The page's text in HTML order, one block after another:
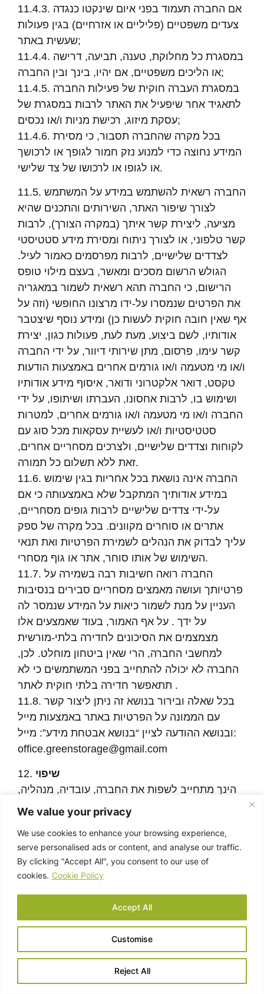
We value your privacy
We use cookies to enhance your browsing experience,
serve personalised ads or content, and analyse our traffic.
By clicking "Accept All", you consent to our use of
cookies. Cookie Policy
Customise
Reject All
Accept All
11.4.3. אם החברה תעמוד בפני איום שינקטו כנגדה
צעדים משפטיים (פליליים או אזרחיים) בגין פעולות
שעשית באתר;
11.4.4. במסגרת כל מחלוקת, טענה, תביעה, דרישה
או הליכים משפטיים, אם יהיו, בינך ובין החברה;
11.4.5. במסגרת העברה חוקית של פעילות החברה
לתאגיד אחר שיפעיל את האתר לרבות במסגרת של
עסקת מיזוג, רכישת מניות ו/או נכסים;
11.4.6. בכל מקרה שהחברה תסבור, כי מסירת
המידע נחוצה כדי למנוע נזק חמור לגופך או לרכושך
או לגופו או לרכושו של צד שלישי.
11.5. החברה רשאית להשתמש במידע על המשתמש
לצורך שיפור האתר, השירותים והתכנים שהיא
מציעה, ליצירת קשר איתך (במקרה הצורך), לרבות
קשר טלפוני, או לצורך ניתוח ומסירת מידע סטטיסטי
לצדדים שלישיים, לרבות מפרסמים כאמור לעיל.
הגולש הרשום מסכים ומאשר, בעצם מילוי טופס
הרישום, כי החברה תהא רשאית לשמור במאגריה
את הפרטים שנמסרו על-ידו מרצונו החופשי (וזה על
אף שאין חובה חוקית לעשות כן) ומידע נוסף שיצטבר
אודותיו, לשם ביצוע, מעת לעת, פעולות כגון, יצירת
קשר עימו, פרסום, מתן שירותי דיוור, על ידי החברה
ו/או מי מטעמה ו/או גורמים אחרים באמצעות הודעות
טקסט, דואר אלקטרוני ודואר, איסוף מידע אודותיו
ושימוש בו, לרבות אחסונו, העברתו ושיתופו, על ידי
החברה ו/או מי מטעמה ו/או גורמים אחרים, למטרות
סטטיסטיות ו/או לעשיית עסקאות מכל סוג עם
לקוחות וצדדים שלישיים, ולצרכים מסחריים אחרים,
זאת ללא תשלום כל תמורה.
11.6. החברה אינה נושאת בכל אחריות בגין שימוש
במידע אודותיך המתקבל שלא באמצעותה כי אם
על-ידי צדדים שלישיים לרבות גופים מסחריים,
אתרים או סוחרים מקוונים. בכל מקרה של ספק
עליך לבדוק את הנהלים לשמירת הפרטיות ואת תנאי
השימוש של אותו סוחר, אתר או גוף מסחרי.
11.7. החברה רואה חשיבות רבה בשמירה על
פרטיותך ועושה מאמצים מסחריים סבירים בנסיבות
העניין על מנת לשמור כיאות על המידע שנמסר לה
על ידך . על אף האמור, בעוד שאמצעים אלו
מצמצמים את הסיכונים לחדירה בלתי-מורשית
למחשבי החברה, הרי שאין ביטחון מוחלט. לכן,
החברה לא יכולה להתחייב בפני המשתמשים כי לא
תתאפשר חדירה בלתי חוקית לאתר .
11.8. בכל שאלה ובירור בנושא זה ניתן ליצור קשר
עם הממונה על הפרטיות באתר באמצעות מייל
ובנושא ההודעה לציין “בנושא אבטחת מידע”: מייל:
office.greenstorage@gmail.com
12. שיפוי
הינך מתחייב לשפות את החברה, עובדיה, מנהליה,
או מי מטעמם בגין כל תביעה, דרישה, נזק, הפסד,
אובדן רווח, תשלום או כל הוצאה שייגרמו להם –
ובכלל זה שכר טרחת עורך דין (סביר) והוצאות
משפט – עקב הפרת תנאי שימוש אלה ו/או הפרת
החוק על ידו ו/או תביעה ו/או דרישת צד שלישי
13.אופי התכנים באתר
התכנים באתר כוללים תכנים מקוריים של החברה
ו/או תכנים שמקורם במשתמשי האתר ו/או תכנים
שמקורם בצדדים שלישים. החברה מבקשת להבטיח